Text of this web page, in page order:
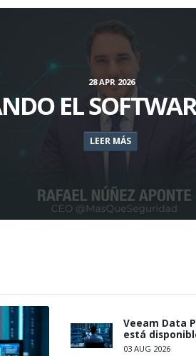
28 APR 2026
EL
LEER MÁS
Veeam Data
está
03 AUG 2026